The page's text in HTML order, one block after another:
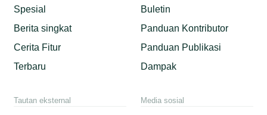
Spesial
Berita singkat
Cerita Fitur
Terbaru
Buletin
Panduan Kontributor
Panduan Publikasi
Dampak
Tautan eksternal Media sosial